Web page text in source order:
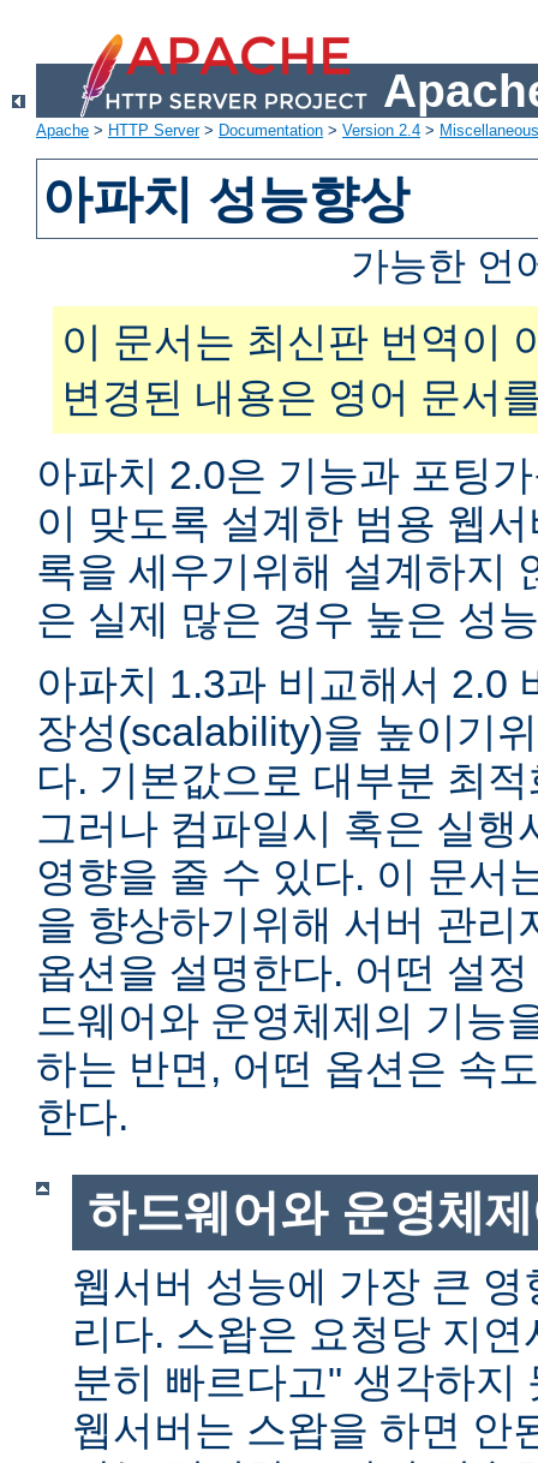
Apache > HTTP Server> Documentation > Version 2.4 >
아파치 성능향상
가능한 언
이 문서는 최신판 번역이
변경된 내용은 영어 문서
아파치 2.0은 기능과 포팅
이 맞도록 설계한 범용 웹
록을 세우기위해 설계하지
은 실제 많은 경우 높은 성
아파치 1.3과 비교해서 2.0
장성(scalability)을 높이기
다. 기본값으로 대부분 최
그러나 컴파일시 혹은 실행
영향을 줄 수 있다. 이 문서
을 향상하기위해 서버 관리
옵션을 설명한다. 어떤 설
드웨어와 운영체제의 기능
하는 반면, 어떤 옵션은 속
한다.
하드웨어와 운영체
웹서버 성능에 가장 큰
리다. 스왑은 요청당 지
분히 빠르다고" 생각하지
웹서버는 스왑을 하면 안